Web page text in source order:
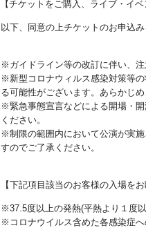
【チケットをご購入、ライブ・イベ
以下、同意の上チケットのお申込み
※ガイドライン等の改訂に伴い、注
※新型コロナウィルス感染対策等
る可能性がございます。あらかじめ
※緊急事態宣言などによる開場・
ください。
※制限の範囲内において公演が実
すのでご了承ください。
【下記項目該当のお客様の入場をお
※37.5度以上の発熱(平熱より１度
※コロナウイルス含めた各感染症